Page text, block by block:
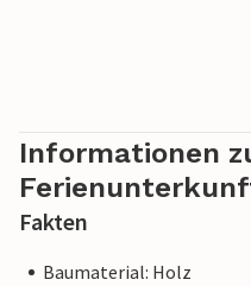
Informationen
Fakten
Baumaterial: Holz